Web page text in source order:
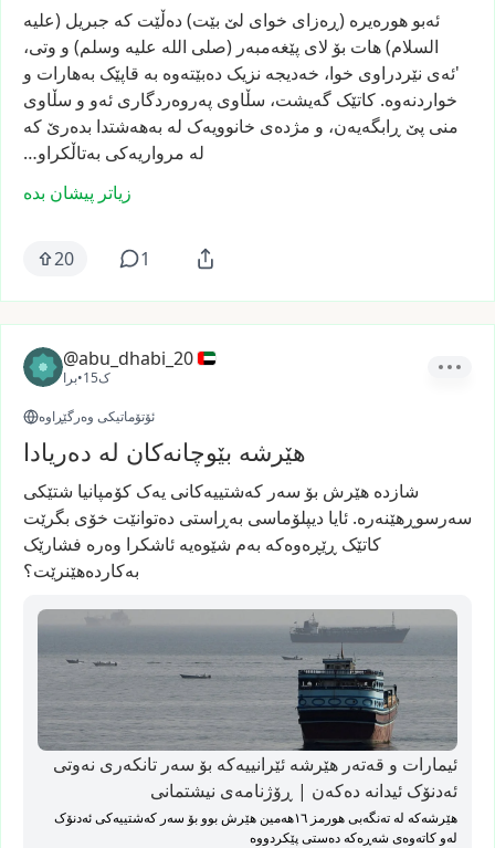
ئەبو هورەیرە (ڕەزای خوای لێ بێت)دەڵێت کە جبریل (علیه
السلام)هات بۆ لای پێغەمبەر (صلی الله علیه وسلم) و وتی،
'ئەی نێردراوی خوا، خەدیجە نزیک دەبێتەوە بە قاپێک بەهارات و
خواردنەوە. کاتێک گەیشت، سڵاوی پەروەردگاری ئەو و سڵاوی
منی پێ ڕابگەیەن، و مژدەی خانوویەک لە بەهەشتدا بدەرێ کە
لە مرواریەکی بەتاڵکراو…
زیاتر پیشان بدە
20 1
@abu_dhabi_20
برا• 15ک
ئۆتۆماتیکی وەرگێڕاوە
هێرشە بێوچانەکان لە دەریادا
شازدە هێرش بۆ سەر کەشتییەکانی یەک کۆمپانیا شتێکی
سەرسوڕهێنەرە. ئایا دیپلۆماسی بەڕاستی دەتوانێت خۆی بگرێت
کاتێک ڕێڕەوەکە بەم شێوەیە ئاشکرا وەرە فشارێک
بەکاردەهێنرێت؟
ئیمارات و قەتەر هێرشە ئێرانییەکە بۆ سەر تانکەری نەوتی
ئەدنۆک ئیدانە دەکەن | ڕۆژنامەی نیشتمانی
هێرشەکە لە تەنگەبی هورمز ١٦هەمین هێرش بوو بۆ سەر کەشتییەکی ئەدنۆک
لەو کاتەوەی شەڕەکە دەستی پێکردووە